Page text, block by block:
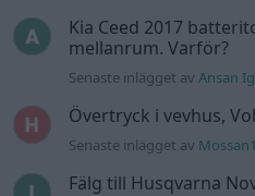
Kia Ceed 2017
mellanrum. Varför?
Senaste inlägget avAnsan
Övertryck i vevhus,
Senaste inlägget av
Fälg till Husqvarna